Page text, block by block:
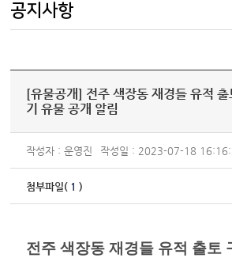
공지사항
[유물공개] 전주 색장동 재경들 유적
기 유물 공개 알림
작성자 : 운영진 작성일 : 2023-07-18
첨부파일( 1 )
전주 색장동 재경들 유적 출토